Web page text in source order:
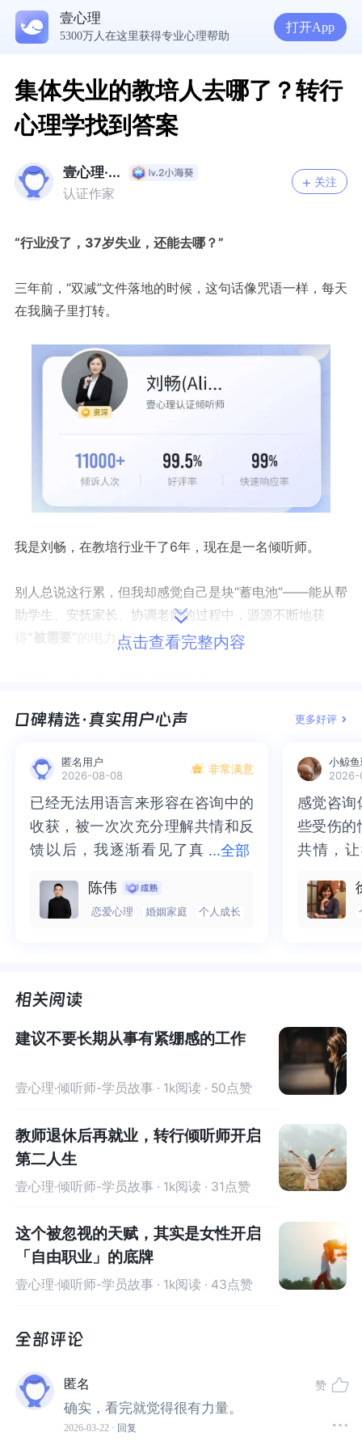
壹心理
5300万人在这里获得专业心理帮助
渴望爱却总是受伤，学会把爱意还给自己
打开App
集体失业的教培人去哪了？转行
心理学找到答案
壹心理·...
认证作家
关注
“行业没了，37岁失业，还能去哪？”
三年前，“双减”文件落地的时候，这句话像咒语一样，每天
在我脑子里打转。
我是刘畅，在教培行业干了6年，现在是一名倾听师。
别人总说这行累，但我却感觉自己是块“蓄电池”——能从帮
助学生、安抚家长、协调老师的过程中，源源不断地获
“被需要” 的电力。
直到整个行业的灯光，猝不及防地熄灭了
世界静音时
那通电话成了唯一的声音
行业震荡，37岁失业，站在人生的十字路口，只有沉默和
迷茫。
和朋友诉苦？大家都难；
的支持
。
那种被深深理解和接纳的感觉，像一束光，照进了我当时
点击查看完整内容
更多好评
匿名用户
2026-08-08
非常满意
...全部
已经无法用语言来形容在咨询中的
收获，被一次次充分理解共情和反
馈以后，我逐渐看见了真
清晰，也慢慢找回了内在的力量。
虽然不知道还要有多久的路要走，
这里，让我真切的感受到了🙏❤️
已经无法用语言来形容在咨询中的
收获，被一次次充分理解共情和反
馈以后，我逐渐看见了真实的那
也慢慢找回了内在的力量。虽然不
知道还要有多久的路要走，但我很
让我真切的感受到了🙏❤️
陈伟
恋爱心理 婚姻家庭 个人成长
小鲸
感觉咨询
些受伤的
共情，
一部分
而且当
感觉咨询
些受伤的
共情，让
处理的
询师准
建议不要长期从事有紧绷感的工作
壹心理·倾听师-学员故事 · 1k阅读 · 50点赞
教师退休后再就业，转行倾听师开启
第二人生
壹心理·倾听师-学员故事 · 1k阅读 · 31点赞
这个被忽视的天赋，其实是女性开启
「自由职业」的底牌
壹心理·倾听师-学员故事 · 1k阅读 · 43点赞
匿名
确实，看完就觉得很有力量。
2026-03-22 · 回复
赞